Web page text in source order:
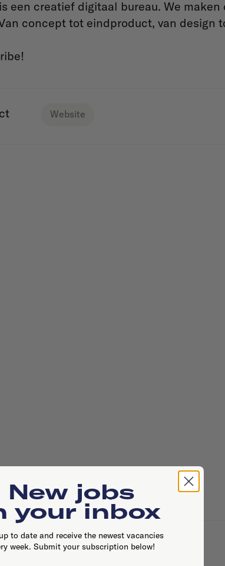
een creatief digitaal bureau. We
concept tot eindproduct, van design
Website
10, 1013 ED, Amsterdam
New jobs
your inbox
to date and receive the newest vacancies
week. Submit your subscription below!